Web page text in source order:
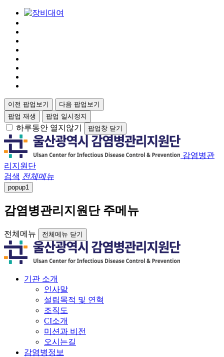
이전 팝업보기
다음 팝업보기
팝업 재생
팝업 일시정지
하루동안 열지않기 팝업창 닫기
감염병관
리지원단
검색 전체메뉴
popup1
감염병관리지원단 주메뉴
전체메뉴 전체메뉴 닫기
기관 소개
인사말
설립목적 및 연혁
조직도
CI소개
미션과 비전
오시는길
감염병정보